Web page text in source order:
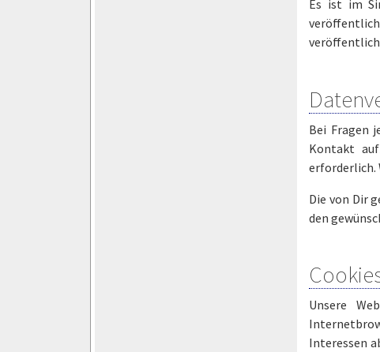
Es ist im
Bei Fragen
Kontakt
erforderlich.
Die von Dir
den
Unsere
Interessen